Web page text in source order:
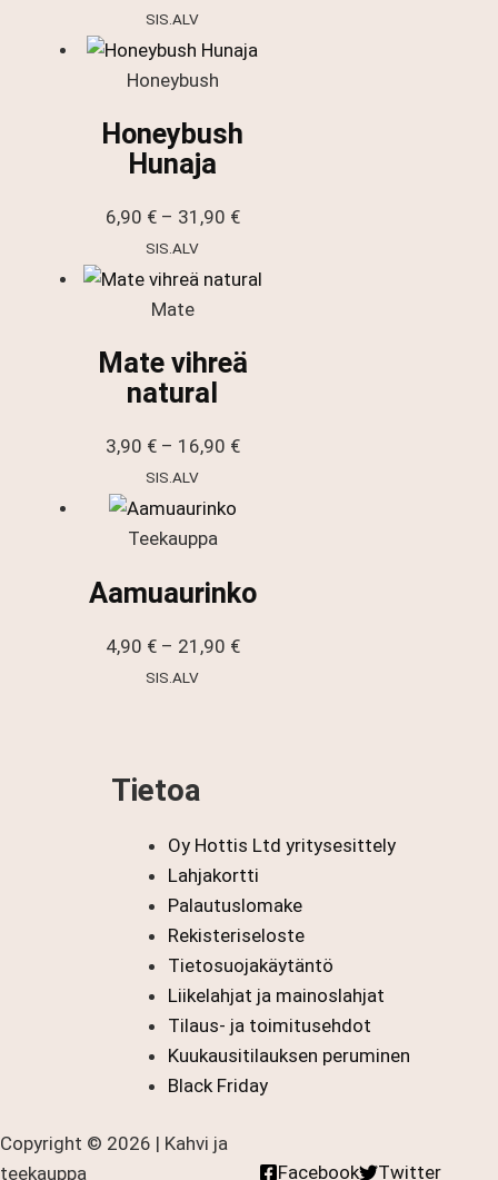
-
SIS.ALV
Honeybush
Honeybush
Hunaja
6,90 € – 31,90 €Hintaluokka:
-
SIS.ALV
Mate
Mate vihreä
natural
3,90 € – 16,90 €Hintaluokka:
SIS.ALV
Teekauppa
Aamuaurinko
4,90 € – 21,90 €Hintaluokka:
SIS.ALV
Tietoa
Oy Hottis Ltd yritysesittely
Lahjakortti
Palautuslomake
Rekisteriseloste
Tietosuojakäytäntö
Liikelahjat ja mainoslahjat
Tilaus- ja toimitusehdot
Kuukausitilauksen peruminen
Black Friday
Copyright © 2026 | Kahvi ja
teekauppa
Facebook Twitter